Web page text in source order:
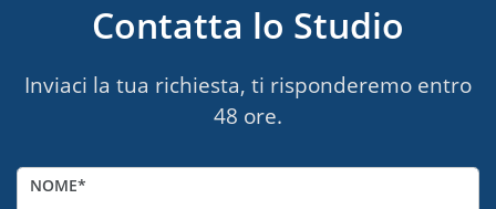
Contatta lo Studio
Inviaci la tua richiesta, ti risponderemo entro
48 ore.
NOME